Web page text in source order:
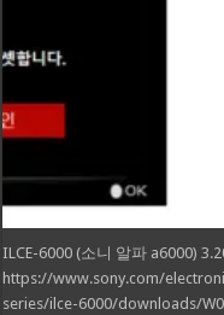
ILCE-6000 (소니 알파 a6000)
https://www.sony.com/
series/ilce-6000/downloads/